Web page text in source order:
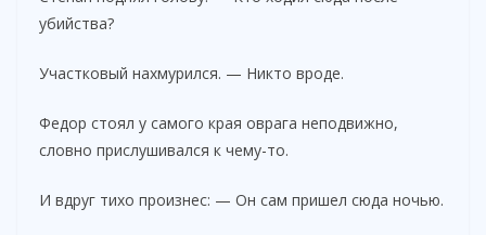
убийства?
Участковый нахмурился. — Никто вроде.
Федор стоял у самого края оврага неподвижно,
словно прислушивался к чему-то.
И вдруг тихо произнес: — Он сам пришел сюда ночью.